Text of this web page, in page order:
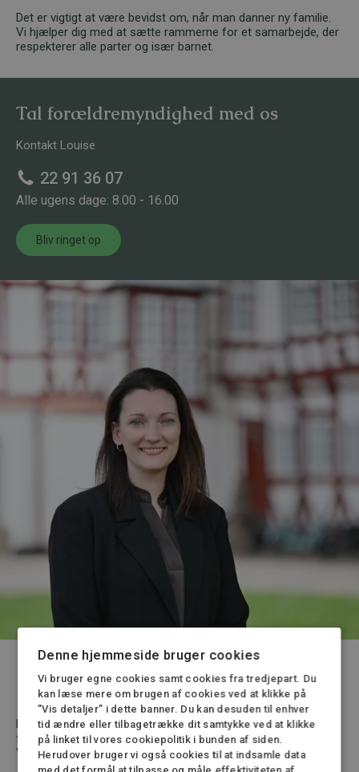
Det er vigtigt at være bevidst om, når man danner ny familie.
Vi hjælper dig med at sætte rammerne for et samarbejde, der
respekterer alle parter og især barnet.
Tal forældremyndighed med os
Kontakt Louise
22 91 36 07
Alle ugens dage: 8.00 - 16.00
Bliv ringet op
Hvordan en advokat kan hjælpe
En advokat kan hjælpe med at skabeklare aftalerom
forældremyndigheden, så der ikke opstår tvivl.
Vi kan eks. hjælpe dig med at:
Denne hjemmeside bruger cookies
Vi bruger egne cookies samt cookies fra tredjepart. Du
kan læse mere om brugen af cookies ved at klikke på
”Vis detaljer” i dette banner. Du kan desuden til enhver
tid ændre eller tilbagetrække dit samtykke ved at klikke
på linket til vores cookiepolitik i bunden af siden.
Herudover bruger vi også cookies til at indsamle data